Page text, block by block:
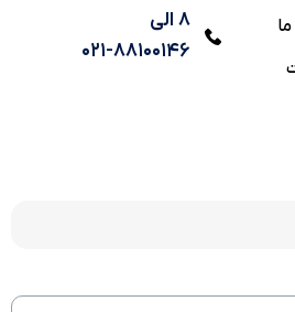
۸ الی
۸۸۱۰۰۱۴۶-۰۲۱